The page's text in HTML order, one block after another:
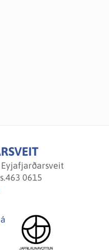
0615